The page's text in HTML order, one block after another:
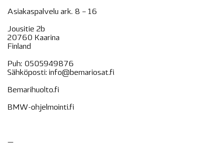
Asiakaspalvelu ark. 8 – 16
Jousitie 2b
20760 Kaarina
Finland
Puh: 0505949876
Sähköposti: info@bemariosat.fi
Bemarihuolto.fi
BMW-ohjelmointi.fi